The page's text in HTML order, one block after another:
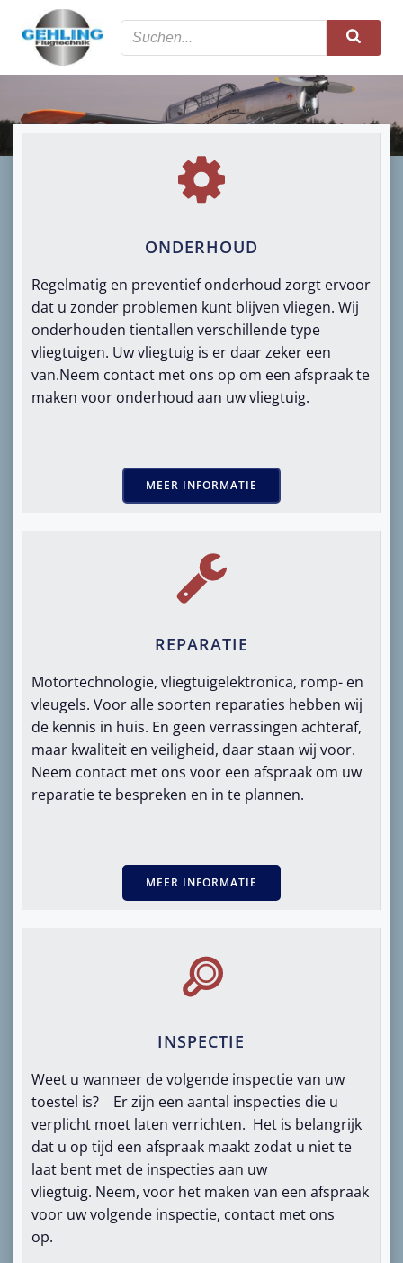
springen
ONDERHOUD
Regelmatig en preventief onderhoud zorgt ervoor
dat u zonder problemen kunt blijven vliegen. Wij
onderhouden tientallen verschillende type
vliegtuigen. Uw vliegtuig is er daar zeker een
van.Neem contact met ons op om een ​​afspraak te
maken voor onderhoud aan uw vliegtuig.
MEER INFORMATIE
REPARATIE
Motortechnologie, vliegtuigelektronica, romp- en
vleugels. Voor alle soorten reparaties hebben wij
de kennis in huis. En geen verrassingen achteraf,
maar kwaliteit en veiligheid, daar staan ​​wij voor.
Neem contact met ons voor een afspraak om uw
reparatie te bespreken en in te plannen.
MEER INFORMATIE
INSPECTIE
Weet u wanneer de volgende inspectie van uw
toestel is? Er zijn een aantal inspecties die u
verplicht moet laten verrichten. Het is belangrijk
dat u op tijd een afspraak maakt zodat u niet te
laat bent met de inspecties aan uw
vliegtuig. Neem, voor het maken van een afspraak
voor uw volgende inspectie, contact met ons
op.